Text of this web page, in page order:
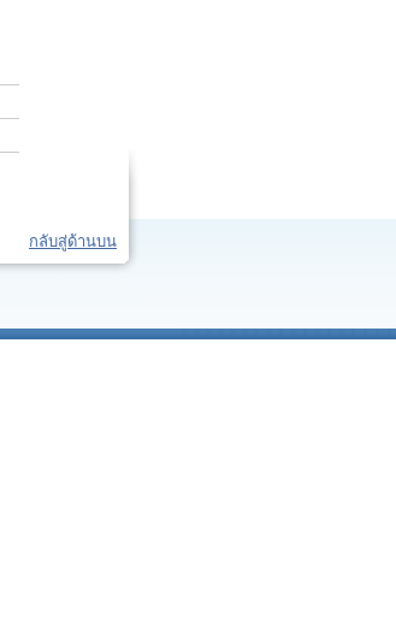
กลับสู่ด้านบน